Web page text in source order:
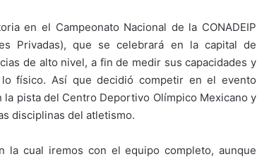
en el Campeonato Nacional de la CONADEIP
Privadas), que se celebrará en la capital de
de alto nivel, a fin de medir sus capacidades y
físico. Así que decidió competir en el evento
pista del Centro Deportivo Olímpico Mexicano y
disciplinas del atletismo.
la cual iremos con el equipo completo, aunque